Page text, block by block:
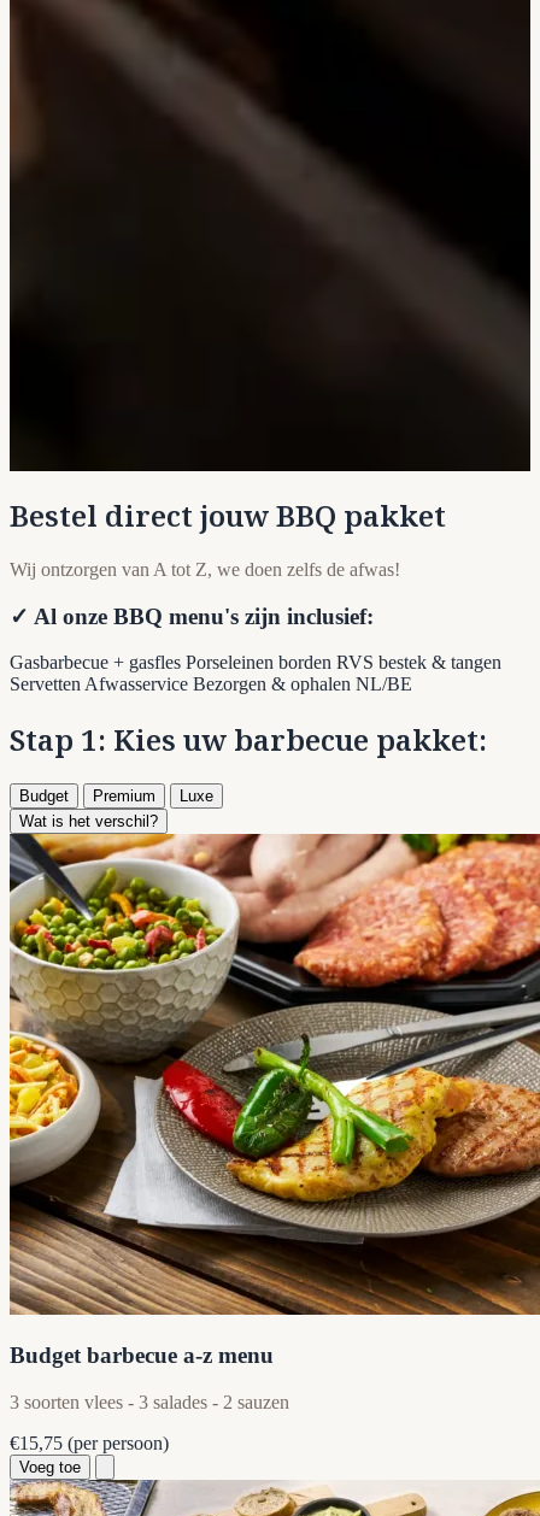
Bestel direct jouw BBQ pakket
Wij ontzorgen van A tot Z, we doen zelfs de afwas!
✓ Al onze BBQ menu's zijn inclusief:
Gasbarbecue + gasfles Porseleinen borden RVS bestek & tangen
ServettenAfwasservice Bezorgen & ophalen NL/BE
Stap 1: Kies uw barbecue pakket:
Budget Premium
Luxe
Wat is het verschil?
Budget barbecue a-z menu
3 soorten vlees - 3 salades - 2 sauzen
€15,75 (per persoon)
Voeg toe